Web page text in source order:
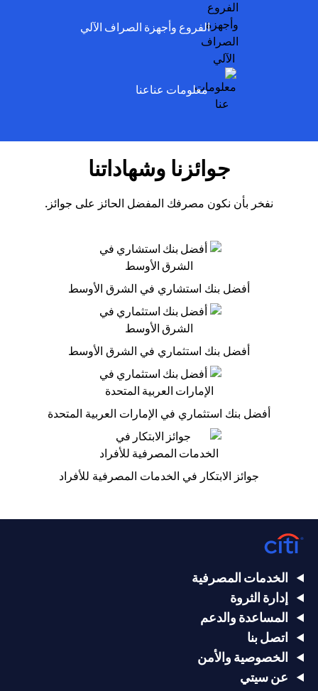
الفروع وأجهزة الصراف الآلي
معلومات عناعنا
جوائزنا وشهاداتنا
نفخر بأن نكون مصرفك المفضل الحائز على جوائز.
أفضل بنك استشاري في الشرق الأوسط
أفضل بنك استثماري في الشرق الأوسط
أفضل بنك استثماري في الإمارات العربية المتحدة
جوائز الابتكار في الخدمات المصرفية للأفراد
الخدمات المصرفية
إدارة الثروة
المساعدة والدعم
اتصل بنا
الخصوصية والأمن
عن سيتي